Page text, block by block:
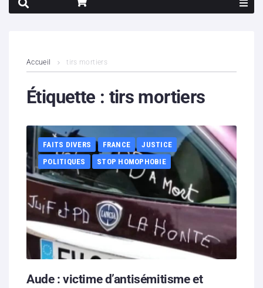
Contenus litigieux
Boutique
Partenaires
Contacts
Hébergement solidaire
Accueil tirs mortiers
Étiquette : tirs mortiers
FAITS DIVERS FRANCE
JUSTICE
POLITIQUES
STOP HOMOPHOBIE
Aude : victime d’antisémitisme et